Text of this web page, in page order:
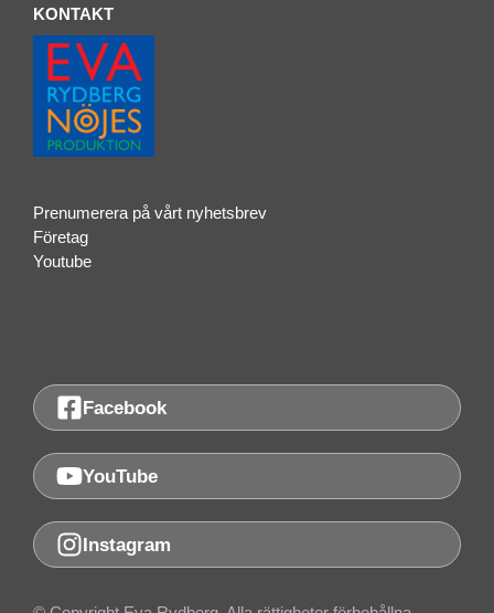
KONTAKT
Prenumerera på vårt nyhetsbrev
Företag
Youtube
Facebook
YouTube
Instagram